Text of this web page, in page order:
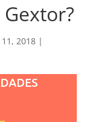
11, 2018|